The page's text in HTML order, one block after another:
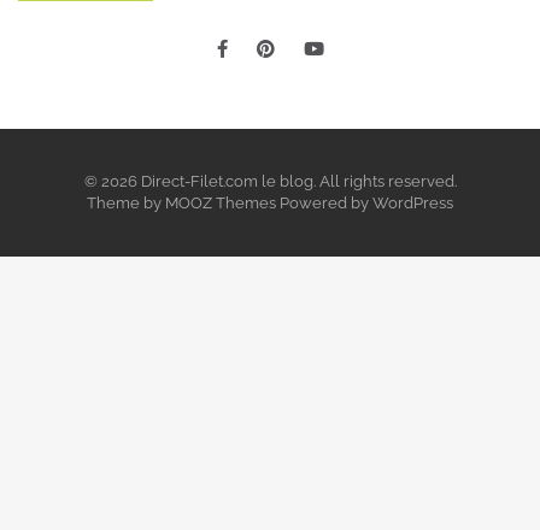
© 2026 Direct-Filet.com le blog. All rights reserved.
Theme by MOOZ Themes Powered by WordPress